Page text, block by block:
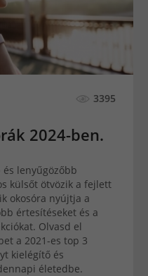
3395
2024-ben.
lenyűgözőbb
külsőt ötvözik a fejlett
okosóra nyújtja a
értesítéseket és a
Olvasd el
a 2021-es top 3
kielégítő és
életedbe.